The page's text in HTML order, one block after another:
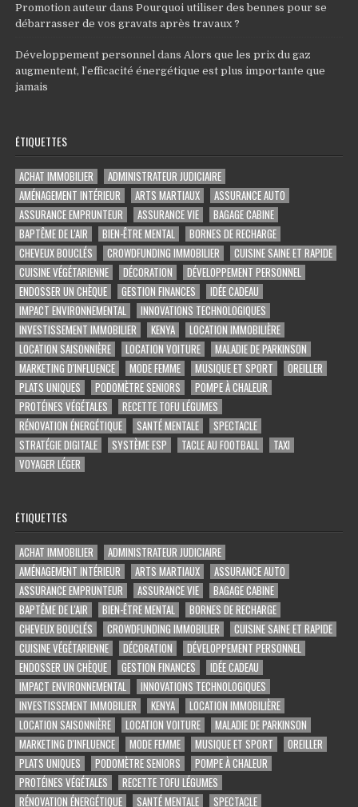
Promotion auteur dansPourquoi utiliser des bennes pour se
débarrasser de vos gravats après travaux ?
Développement personnel dans Alors que les prix du gaz
augmentent, l’efficacité énergétique est plus importante que
jamais
ÉTIQUETTES
ACHAT IMMOBILIER
ADMINISTRATEUR JUDICIAIRE
AMÉNAGEMENT INTÉRIEUR
ARTS MARTIAUX
ASSURANCE AUTO
ASSURANCE EMPRUNTEUR
ASSURANCE VIE
BAGAGE CABINE
BAPTÊME DE L'AIR
BIEN-ÊTRE MENTAL
BORNES DE RECHARGE
CHEVEUX BOUCLÉS
CROWDFUNDING IMMOBILIER
CUISINE SAINE ET RAPIDE
CUISINE VÉGÉTARIENNE
DÉCORATION
DÉVELOPPEMENT PERSONNEL
ENDOSSER UN CHÈQUE
GESTION FINANCES
IDÉE CADEAU
IMPACT ENVIRONNEMENTAL
INNOVATIONS TECHNOLOGIQUES
INVESTISSEMENT IMMOBILIER
KENYA
LOCATION IMMOBILIÈRE
LOCATION SAISONNIÈRE
LOCATION VOITURE
MALADIE DE PARKINSON
MARKETING D'INFLUENCE
MODE FEMME MUSIQUE ET SPORT
OREILLER
PLATS UNIQUES
PODOMÈTRE SENIORS
POMPE À CHALEUR
PROTÉINES VÉGÉTALES
RECETTE TOFU LÉGUMES
RÉNOVATION ÉNERGÉTIQUE
SANTÉ MENTALE
SPECTACLE
STRATÉGIE DIGITALE
SYSTÈME ESP TACLE AU FOOTBALL
TAXI
VOYAGER LÉGER
ÉTIQUETTES
ACHAT IMMOBILIER
ADMINISTRATEUR JUDICIAIRE
AMÉNAGEMENT INTÉRIEUR
ARTS MARTIAUX
ASSURANCE AUTO
ASSURANCE EMPRUNTEUR
ASSURANCE VIE
BAGAGE CABINE
BAPTÊME DE L'AIR
BIEN-ÊTRE MENTAL
BORNES DE RECHARGE
CHEVEUX BOUCLÉS
CROWDFUNDING IMMOBILIER
CUISINE SAINE ET RAPIDE
CUISINE VÉGÉTARIENNE
DÉCORATION
DÉVELOPPEMENT PERSONNEL
ENDOSSER UN CHÈQUE
GESTION FINANCES
IDÉE CADEAU
IMPACT ENVIRONNEMENTAL
INNOVATIONS TECHNOLOGIQUES
INVESTISSEMENT IMMOBILIER
KENYA
LOCATION IMMOBILIÈRE
LOCATION SAISONNIÈRE
LOCATION VOITURE
MALADIE DE PARKINSON
MARKETING D'INFLUENCE
MODE FEMME MUSIQUE ET SPORT
OREILLER
PLATS UNIQUES
PODOMÈTRE SENIORS
POMPE À CHALEUR
PROTÉINES VÉGÉTALES
RECETTE TOFU LÉGUMES
RÉNOVATION ÉNERGÉTIQUE
SANTÉ MENTALE SPECTACLE